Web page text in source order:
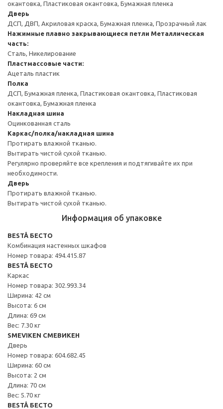
окантовка, Пластиковая окантовка, Бумажная пленка
Дверь
ДСП, ДВП, Акриловая краска, Бумажная пленка, Прозрачный лак
Нажимные плавно закрывающиеся петли Металлическая
часть:
Сталь, Никелирование
Пластмассовые части:
Ацеталь пластик
Полка
ДСП, Бумажная пленка, Пластиковая окантовка, Пластиковая
окантовка, Бумажная пленка
Накладная шина
Оцинкованная сталь
Каркас/полка/накладная шина
Протирать влажной тканью.
Вытирать чистой сухой тканью.
Регулярно проверяйте все крепления и подтягивайте их при
необходимости.
Дверь
Протирать влажной тканью.
Вытирать чистой сухой тканью.
Информация об упаковке
BESTÅ БЕСТО
Комбинация настенных шкафов
Номер товара: 494.415.87
BESTÅ БЕСТО
Каркас
Номер товара: 302.993.34
Ширина: 42 см
Высота: 6 см
Длина: 69 см
Вес: 7.30 кг
SMEVIKEN СМЕВИКЕН
Дверь
Номер товара: 604.682.45
Ширина: 60 см
Высота: 2 см
Длина: 70 см
Вес: 5.70 кг
BESTÅ БЕСТО